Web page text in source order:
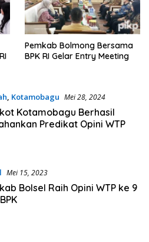
Pemkab Bolmong Bersama
BPK RI Gelar Entry Meeting
, Kotamobagu Mei 28, 2024
Kotamobagu Berhasil
Predikat Opini WTP
Mei 15, 2023
Bolsel Raih Opini WTP ke 9